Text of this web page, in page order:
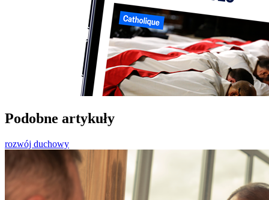
Podobne artykuły
rozwój duchowy